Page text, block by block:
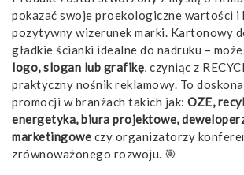
pokazać swoje proekologiczne wartości i
pozytywny wizerunek marki. Kartonowy
gładkie ścianki idealne do nadruku –
logo, slogan lub grafikę, czyniąc z
praktyczny nośnik reklamowy. To
promocji w branżach takich jak: OZE,
energetyka, biura projektowe,
marketingowe czy organizatorzy
zrównoważonego rozwoju. 🎯